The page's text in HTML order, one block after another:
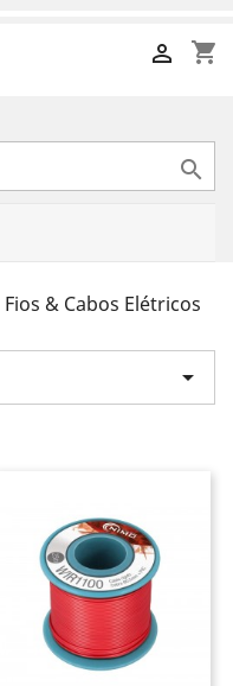
shopping_cart


Fios & Cabos Elétricos
